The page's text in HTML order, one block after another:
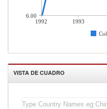
1992 1993
6.00
VISTA DE CUADRO